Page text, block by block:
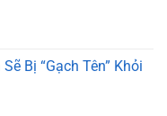
Bị “Gạch Tên” Khỏi